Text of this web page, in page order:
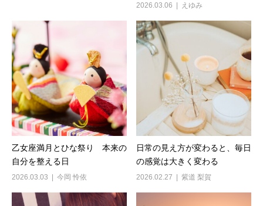
2026.03.06 えゆみ
乙女座満月とひな祭り 本来の
自分を整える日
2026.03.03 今岡 怜依
日常の見え方が変わると、毎日
の感覚は大きく変わる
2026.02.27 紫道 梨賀